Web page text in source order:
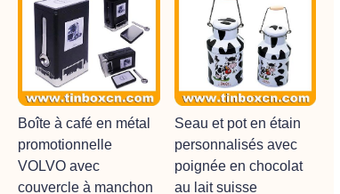
Boîte à café en métal
promotionnelle
VOLVO avec
couvercle à manchon
Seau et pot en étain
personnalisés avec
poignée en chocolat
au lait suisse